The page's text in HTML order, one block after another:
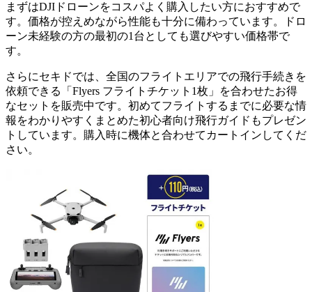
まずはDJIドローンをコスパよく購入したい方におすすめで
す。価格が控えめながら性能も十分に備わっています。ドロ
ーン未経験の方の最初の1台としても選びやすい価格帯で
す。
さらにセキドでは、全国のフライトエリアでの飛行手続きを
依頼できる「Flyers フライトチケット1枚」を合わせたお得
なセットを販売中です。初めてフライトするまでに必要な情
報をわかりやすくまとめた初心者向け飛行ガイドもプレゼン
トしています。購入時に機体と合わせてカートインしてくだ
さい。